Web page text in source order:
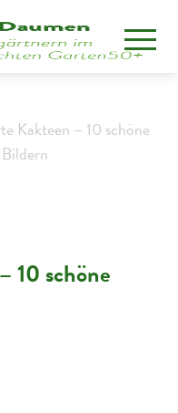
Kakteen – 10 schöne
10 schöne